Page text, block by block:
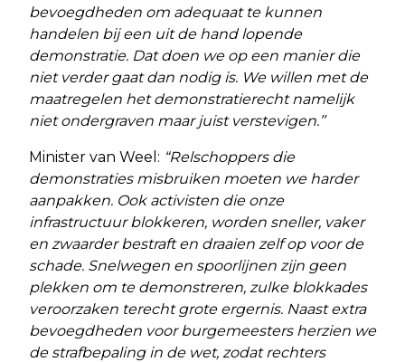
bevoegdheden om adequaat te kunnen
handelen bij een uit de hand lopende
demonstratie. Dat doen we op een manier die
niet verder gaat dan nodig is. We willen met de
maatregelen het demonstratierecht namelijk
niet ondergraven maar juist verstevigen.’’
Minister van Weel: “Relschoppers die
demonstraties misbruiken moeten we harder
aanpakken. Ook activisten die onze
infrastructuur blokkeren, worden sneller, vaker
en zwaarder bestraft en draaien zelf op voor de
schade. Snelwegen en spoorlijnen zijn geen
plekken om te demonstreren, zulke blokkades
veroorzaken terecht grote ergernis. Naast extra
bevoegdheden voor burgemeesters herzien we
de strafbepaling in de wet, zodat rechters